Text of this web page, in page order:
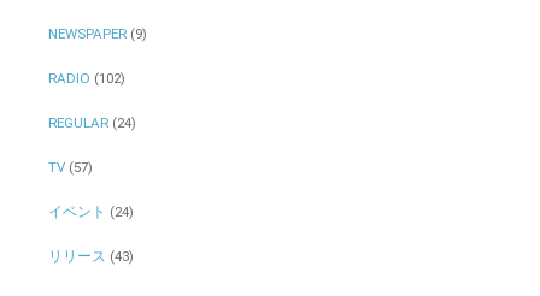
NEWSPAPER(9)
RADIO (102)
REGULAR(24)
TV(57)
イベント (24)
リリース (43)